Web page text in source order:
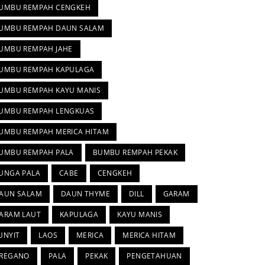
REMPAH CENGKEH
REMPAH DAUN SALAM
REMPAH JAHE
REMPAH KAPULAGA
REMPAH KAYU MANIS
REMPAH LENGKUAS
REMPAH MERICA HITAM
REMPAH PALA BUMBU REMPAH PEKAK
PALA CABE CENGKEH
SALAM DAUN THYME DILL GARAM
LAUT KAPULAGA KAYU MANIS
LAOS MERICA MERICA HITAM
PALA PEKAK PENGETAHUAN